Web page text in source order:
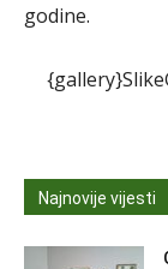
godine.
Najnovije vijesti